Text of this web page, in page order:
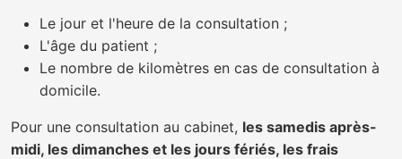
Le jour et l'heure de la consultation ;
L'âge du patient ;
Le nombre de kilomètres en cas de consultation à
domicile.
Pour une consultation au cabinet, les samedis après-
midi, les dimanches et les jours fériés, les frais